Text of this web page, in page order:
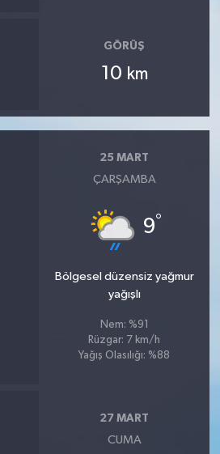
GÖRÜŞ
10 km
25 MART
ÇARŞAMBA
9°
Bölgesel düzensiz yağmur
yağışlı
Nem: %91
Rüzgar: 7 km/h
Yağış Olasılığı: %88
27 MART
CUMA